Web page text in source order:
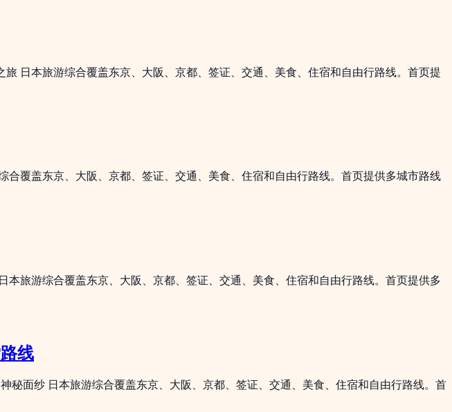
日本旅游综合覆盖东京、大阪、京都、签证、交通、美食、住宿和自由行路线。首页提
覆盖东京、大阪、京都、签证、交通、美食、住宿和自由行路线。首页提供多城市路线
旅游综合覆盖东京、大阪、京都、签证、交通、美食、住宿和自由行路线。首页提供多
线
秘面纱 日本旅游综合覆盖东京、大阪、京都、签证、交通、美食、住宿和自由行路线。首